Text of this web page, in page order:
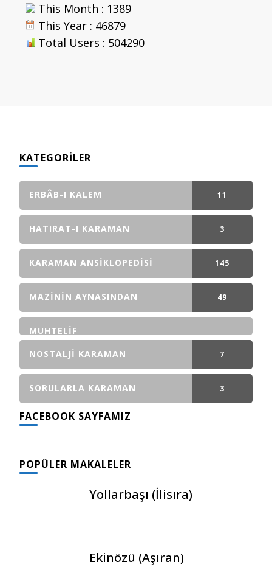
This Month : 1389
This Year : 46879
Total Users : 504290
KATEGORILER
ERBÂB-I KALEM 11
GÖNDERI(LER)
HATIRAT-I KARAMAN 3
GÖNDERI(LER)
KARAMAN ANSIKLOPEDISI 145
GÖNDERI(LER)
MAZININ AYNASINDAN 49
MUHTELIF
NOSTALJI KARAMAN
7
GÖNDERI(LER)
SORULARLA KARAMAN 3
FACEBOOK SAYFAMIZ
POPÜLER MAKALELER
Yollarbaşı (İlisıra)
Ekinözü (Aşıran)